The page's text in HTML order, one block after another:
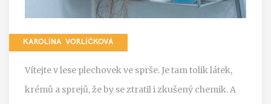
KAROLÍNA VORLÍČKOVÁ
Vítejte v lese plechovek ve sprše. Je tam tolik látek,
krémů a sprejů, že by se ztratil i zkušený chemik. A